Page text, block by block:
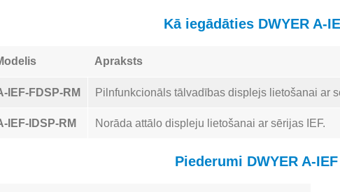
Kā iegādāties DWYER A-
Apraksts
IEF-FDSP-RM Pilnfunkcionāls tālvadības displejs lietošanai ar
IEF-IDSP-RM Norāda attālo displeju lietošanai ar sērijas IEF.
Piederumi DWYER A-IEF